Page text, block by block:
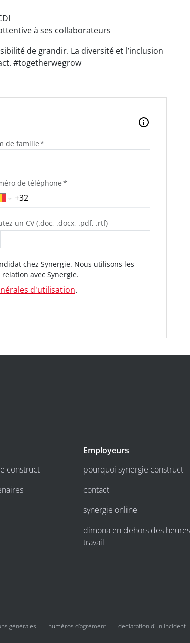
à ses collaborateurs
de grandir. La diversité et l’inclusion
#togetherwegrow
de famille
de téléphone
un CV (.doc, .docx, .pdf, .rtf)
chez Synergie. Nous utilisons les
avec Synergie.
d'utilisation.
construct
Employeurs
pourquoi synergie construct
contact
synergie online
dimona en dehors des
travail
générales numéros d'agrément declaration d'un incident